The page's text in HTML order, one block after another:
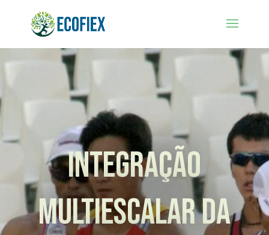
Integração
multiescalar da